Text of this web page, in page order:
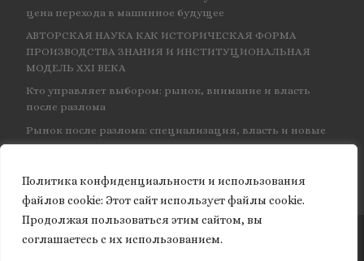
Политика конфиденциальности и использования
файлов сookie: Этот сайт использует файлы cookie.
Продолжая пользоваться этим сайтом, вы
соглашаетесь с их использованием.
цена перехода в машинное будущее
АВТОРСКАЯ НАУКА КАК ИСТОРИЧЕСКАЯ ФОРМА
ПРОИЗВОДСТВА ЗНАНИЯ И ИНСТИТУЦИОНАЛЬНАЯ
МОДЕЛЬ XXI ВЕКА
Кто управляет выбором: рынок, внимание и власть
после разлома
Рынок после разлома: специализация, власть и новые
центры влияния
© 2026Granite of science– Все права защищены